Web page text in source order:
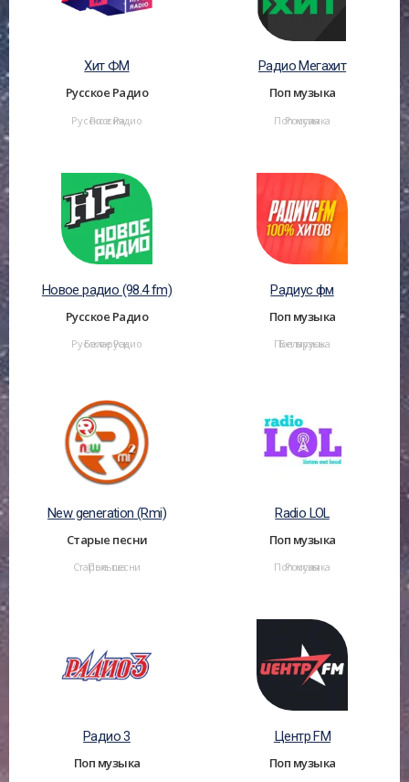
Хит ФМ
Русское Радио
Русское Радио
Россия
Радио Мегахит
Поп музыка
Поп музыка
Россия
Новое радио (98.4 fm)
Русское Радио
Русское Радио
Беларусь
Радиус фм
Поп музыка
Поп музыка
Беларусь
New generation (Rmi)
Старые песни
Старые песни
Польша
Radio LOL
Поп музыка
Поп музыка
Россия
Радио 3
Поп музыка
Центр FM
Поп музыка